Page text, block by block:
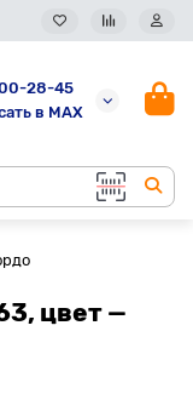
28-45
в MAX
цвет —